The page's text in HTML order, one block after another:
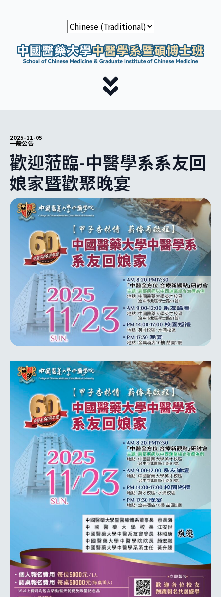
2025-11-05
一般公告
歡迎蒞臨-中醫學系系友回
娘家暨歡聚晚宴